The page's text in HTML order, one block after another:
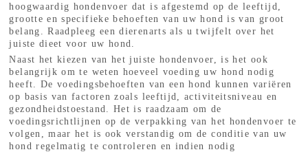
hoogwaardig hondenvoer dat is afgestemd op de leeftijd,
grootte en specifieke behoeften van uw hond is van groot
belang. Raadpleeg een dierenarts als u twijfelt over het
juiste dieet voor uw hond.
Naast het kiezen van het juiste hondenvoer, is het ook
belangrijk om te weten hoeveel voeding uw hond nodig
heeft. De voedingsbehoeften van een hond kunnen variëren
op basis van factoren zoals leeftijd, activiteitsniveau en
gezondheidstoestand. Het is raadzaam om de
voedingsrichtlijnen op de verpakking van het hondenvoer te
volgen, maar het is ook verstandig om de conditie van uw
hond regelmatig te controleren en indien nodig